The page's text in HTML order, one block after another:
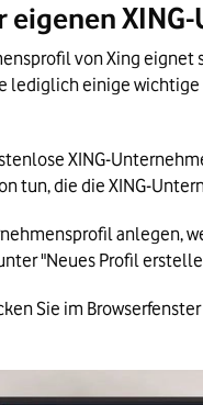
eigenen
von Xing
lediglich einige
XING-
tun, die die XING-
anlegen,
"Neues Profil
Sie im